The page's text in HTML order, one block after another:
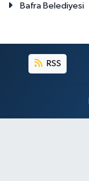
Bafra Belediyesi
RSS